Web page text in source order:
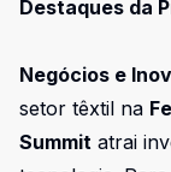
Destaques da
Negócios e
setor têxtil na
Summit atrai